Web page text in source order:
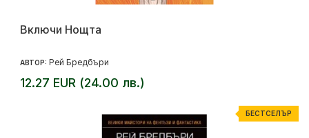
Включи Нощта
АВТОР: Рей Бредбъри
12.27 EUR (24.00 лв.)
БЕСТСЕЛЪР